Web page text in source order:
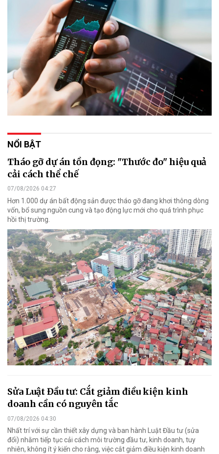
NỔI BẬT
Tháo gỡ dự án tồn đọng: "Thước đo" hiệu quả
cải cách thể chế
07/08/2026 04:27
Hơn 1.000 dự án bất động sản được tháo gỡ đang khơi thông dòng
vốn, bổ sung nguồn cung và tạo động lực mới cho quá trình phục
hồi thị trường.
Sửa Luật Đầu tư: Cắt giảm điều kiện kinh
doanh cần có nguyên tắc
07/08/2026 04:30
Nhất trí với sự cần thiết xây dựng và ban hành Luật Đầu tư (sửa
đổi) nhằm tiếp tục cải cách môi trường đầu tư, kinh doanh, tuy
nhiên, không ít ý kiến cho rằng, việc cắt giảm điều kiện kinh doanh